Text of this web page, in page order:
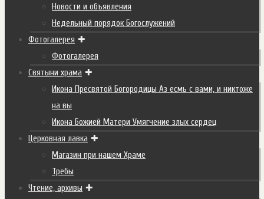
Новости и объявления
Недельный порядок Богослужений
Фотогалерея
Фотогалерея
Святыни храма
Икона Пресвятой Богородицы Аз есмь с вами, и никтоже
на вы
Икона Божией Матери Умягчение злых сердец
Церковная лавка
Магазин при нашем Храме
Требы
Чтение, архивы